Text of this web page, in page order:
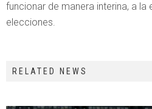
funcionar de manera interina, a la
elecciones.
RELATED NEWS